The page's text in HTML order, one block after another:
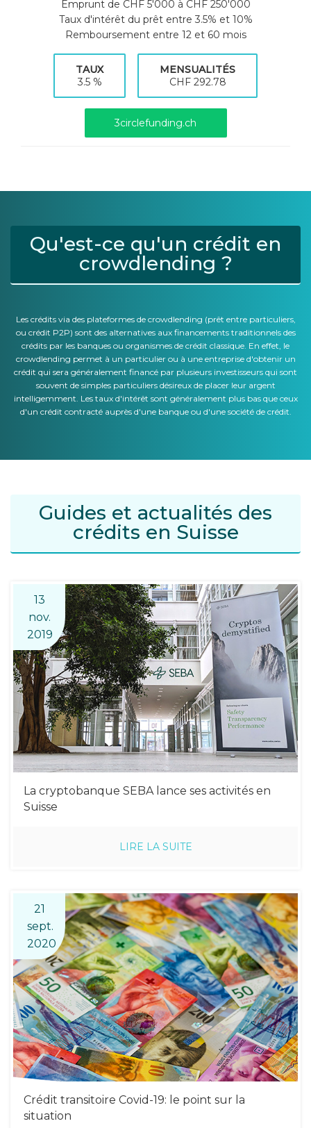
Emprunt de CHF 5'000 à CHF 250'000
Taux d'intérêt du prêt entre 3.5% et 10%
Remboursement entre 12 et 60 mois
TAUX
3.5 %
MENSUALITÉS
CHF 292.78
3circlefunding.ch
Qu'est-ce qu'un crédit en
crowdlending ?
Les crédits via des plateformes de crowdlending (prêt entre particuliers,
ou crédit P2P) sont des alternatives aux financements traditionnels des
crédits par les banques ou organismes de crédit classique. En effet, le
crowdlending permet à un particulier ou à une entreprise d'obtenir un
crédit qui sera généralement financé par plusieurs investisseurs qui sont
souvent de simples particuliers désireux de placer leur argent
intelligemment. Les taux d'intérêt sont généralement plus bas que ceux
d'un crédit contracté auprès d'une banque ou d'une société de crédit.
Guides et actualités des
crédits en Suisse
13
nov.
2019
La cryptobanque SEBA lance ses activités en
Suisse
LIRE LA SUITE
21
sept.
2020
Crédit transitoire Covid-19: le point sur la
situation